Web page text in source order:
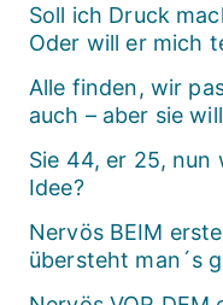
Soll ich Druck
Oder will er mich
Alle finden, wir
auch – aber sie
Sie 44, er 25, nun
Idee?
Nervös BEIM
übersteht man´s